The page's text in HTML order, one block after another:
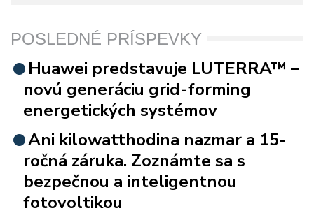
POSLEDNÉ PRÍSPEVKY
Huawei predstavuje LUTERRA™ –
novú generáciu grid-forming
energetických systémov
Ani kilowatthodina nazmar a 15-
ročná záruka. Zoznámte sa s
bezpečnou a inteligentnou
fotovoltikou